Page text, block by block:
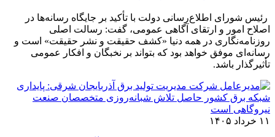
رئیس شورای اطلاع‌رسانی دولت با تأکید بر جایگاه رسانه‌ها در
اصلاح امور و ارتقای آگاهی عمومی، گفت: رسالت اصلی
روزنامه‌نگاری در همه دنیا «کشف حقیقت و نشر حقیقت» است و
رسانه‌ای موفق خواهد بود که بتواند بر نخبگان و افکار عمومی
تأثیرگذار باشد.
۱۱ خرداد ۱۴۰۵